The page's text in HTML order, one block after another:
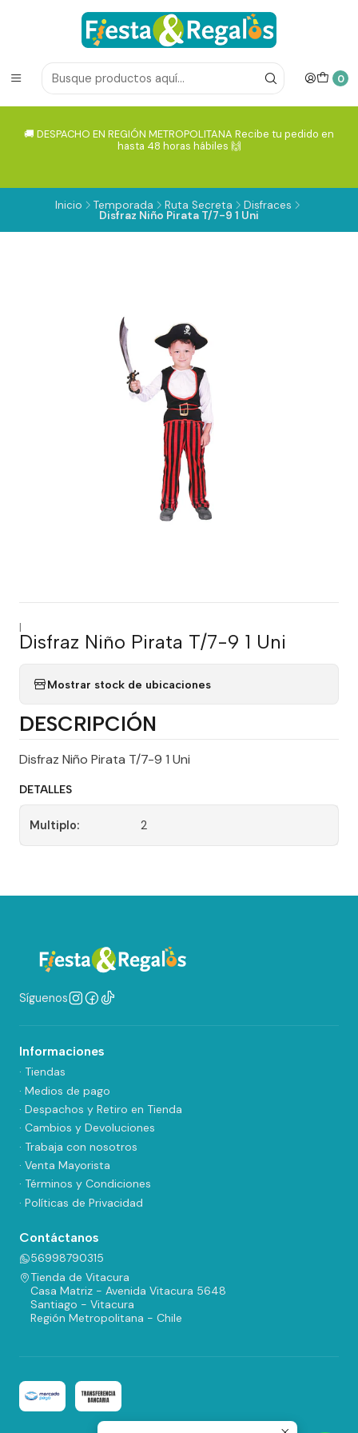
0
🚚 DESPACHO EN REGIÓN METROPOLITANA Recibe tu pedido en
hasta 48 horas hábiles 🙌
Inicio Temporada Ruta Secreta Disfraces
Disfraz Niño Pirata T/7-9 1 Uni
|
Disfraz Niño Pirata T/7-9 1 Uni
Mostrar stock de ubicaciones
DESCRIPCIÓN
Disfraz Niño Pirata T/7-9 1 Uni
DETALLES
Multiplo: 2
Síguenos
Informaciones
· Tiendas
· Medios de pago
· Despachos y Retiro en Tienda
· Cambios y Devoluciones
· Trabaja con nosotros
· Venta Mayorista
· Términos y Condiciones
· Políticas de Privacidad
Contáctanos
56998790315
Tienda de Vitacura
Casa Matriz - Avenida Vitacura 5648
Santiago - Vitacura
Región Metropolitana - Chile